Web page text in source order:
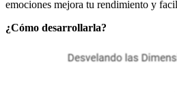
emociones mejora tu rendimiento y
¿Cómo desarrollarla?